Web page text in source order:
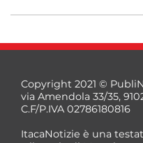
Copyright 2021 ©
via Amendola 33/35,
C.F/P.IVA 02786180816
ItacaNotizie è una